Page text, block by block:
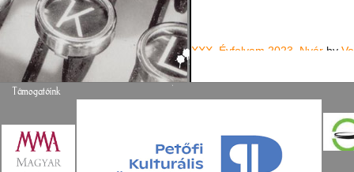
XXX. Évfolyam 2023. Nyár by